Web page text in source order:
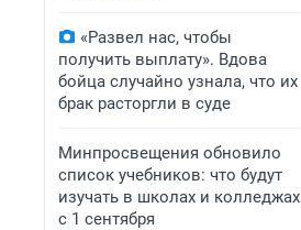
«Развел нас, чтобы
получить выплату». Вдова
бойца случайно узнала, что их
брак расторгли в суде
Минпросвещения обновило
список учебников: что будут
изучать в школах и колледжах
с 1 сентября